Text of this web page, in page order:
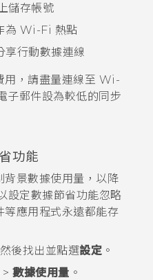
儲存帳號
為 Wi-Fi 熱點
享行動數據連線
用，請盡量連線至 Wi-
子郵件設為較低的同步
功能
背景數據使用量，以降
設定數據節省功能忽略
等應用程式永遠都能存
後找出並點選設定 。
> 數據使用量 。